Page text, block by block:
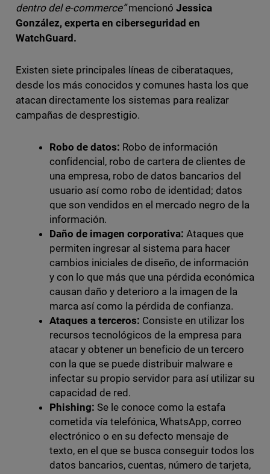
dentro del e-commerce”mencionóJessica
González, experta en ciberseguridad en
WatchGuard.
Existen siete principales líneas de ciberataques,
desde los más conocidos y comunes hasta los que
atacan directamente los sistemas para realizar
campañas de desprestigio.
Robo de datos: Robo de información
confidencial, robo de cartera de clientes de
una empresa, robo de datos bancarios del
usuario así como robo de identidad; datos
que son vendidos en el mercado negro de la
información.
Daño de imagen corporativa: Ataques que
permiten ingresar al sistema para hacer
cambios iniciales de diseño, de información
y con lo que más que una pérdida económica
causan daño y deterioro a la imagen de la
marca así como la pérdida de confianza.
Ataques a terceros: Consiste en utilizar los
recursos tecnológicos de la empresa para
atacar y obtener un beneficio de un tercero
con la que se puede distribuir malware e
infectar su propio servidor para así utilizar su
capacidad de red.
Phishing: Se le conoce como la estafa
cometida vía telefónica, WhatsApp, correo
electrónico o en su defecto mensaje de
texto, en el que se busca conseguir todos los
datos bancarios, cuentas, número de tarjeta,